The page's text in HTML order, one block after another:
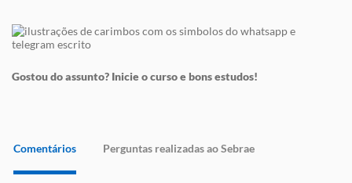
Gostou do assunto? Inicie o curso e bons estudos!
Comentários Perguntas realizadas ao Sebrae